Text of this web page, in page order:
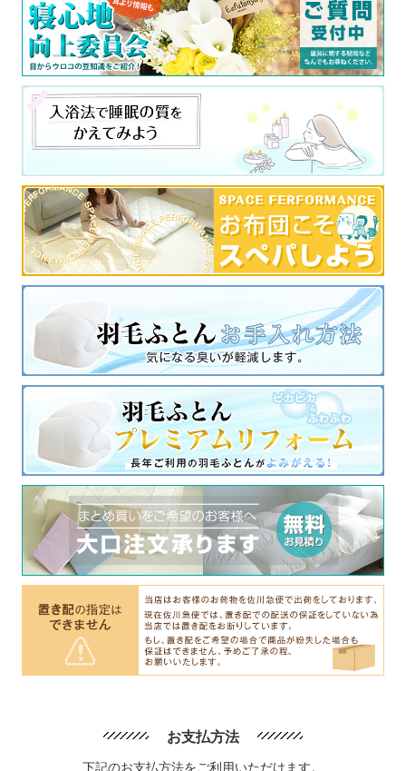
お支払方法
下記のお支払方法をご利用いただけます。